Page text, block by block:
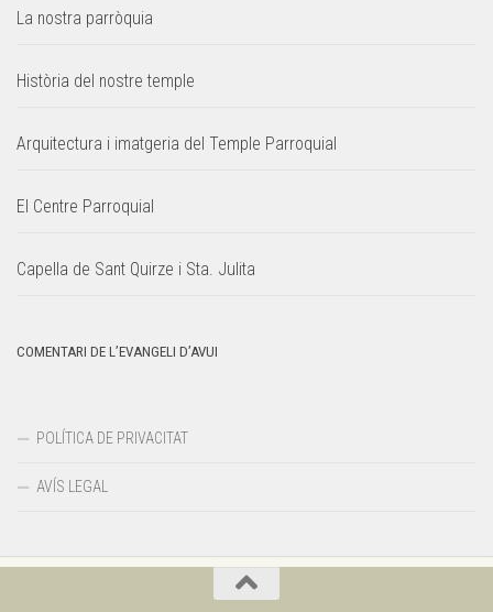
La nostra parròquia
Història del nostre temple
Arquitectura i imatgeria del Temple Parroquial
El Centre Parroquial
Capella de Sant Quirze i Sta. Julita
COMENTARI DE L’EVANGELI D’AVUI
POLÍTICA DE PRIVACITAT
AVÍS LEGAL